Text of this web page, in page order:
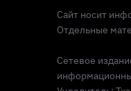
Сайт носит
Отдельные
Сетевое